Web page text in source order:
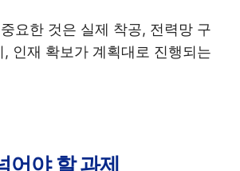
요한 것은 실제 착공, 전력망 구
, 인재 확보가 계획대로 진행되는
어야 할 과제